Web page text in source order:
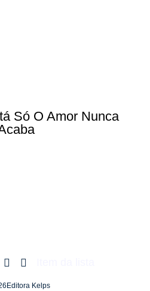
Só O Amor Nunca
Kelps